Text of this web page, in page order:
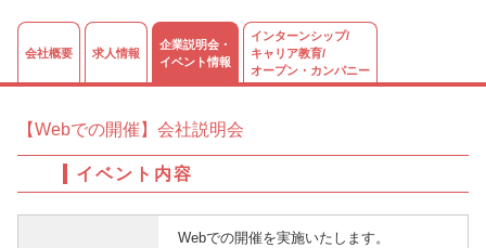
会社概要 求人情報
企業説明会・
イベント情報
インターンシップ/
キャリア教育/
オープン・カンパニー
【Webでの開催】会社説明会
イベント内容
Webでの開催を実施いたします。